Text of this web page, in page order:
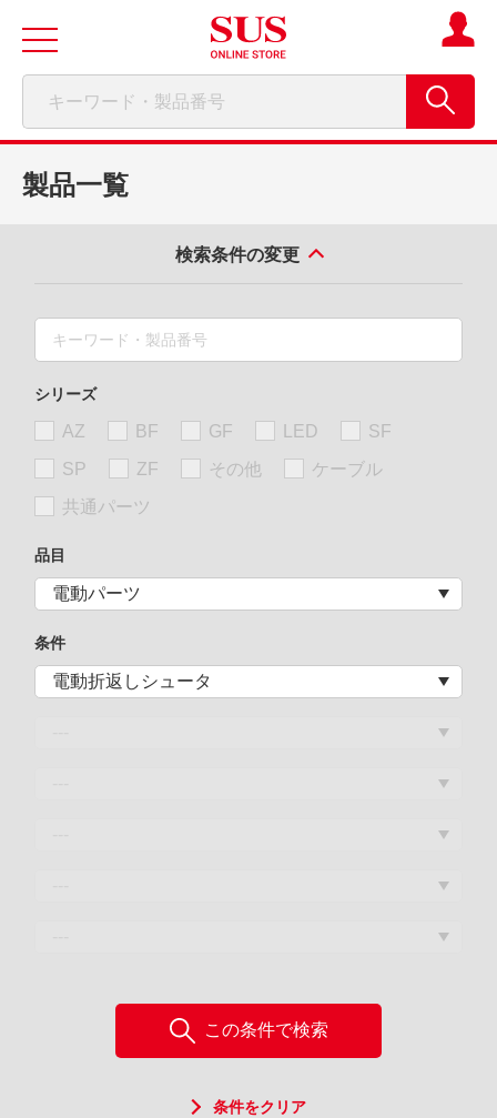
製品一覧
検索条件の変更
シリーズ
AZ BF GF LED
SF
SP
ZF その他
ケーブル
共通パーツ
品目
条件
この条件で検索
条件をクリア